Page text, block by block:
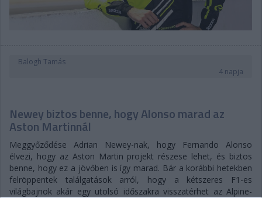
Balogh Tamás
4 napja
Newey biztos benne, hogy Alonso marad az
Aston Martinnál
Meggyőződése Adrian Newey-nak, hogy Fernando Alonso
élvezi, hogy az Aston Martin projekt részese lehet, és biztos
benne, hogy ez a jövőben is így marad. Bár a korábbi hetekben
felröppentek találgatások arról, hogy a kétszeres F1-es
világbajnok akár egy utolsó időszakra visszatérhet az Alpine-